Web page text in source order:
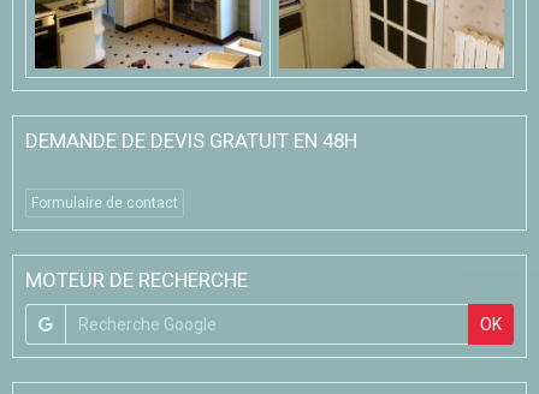
DEMANDE DE DEVIS GRATUIT EN 48H
Formulaire de contact
MOTEUR DE RECHERCHE
OK